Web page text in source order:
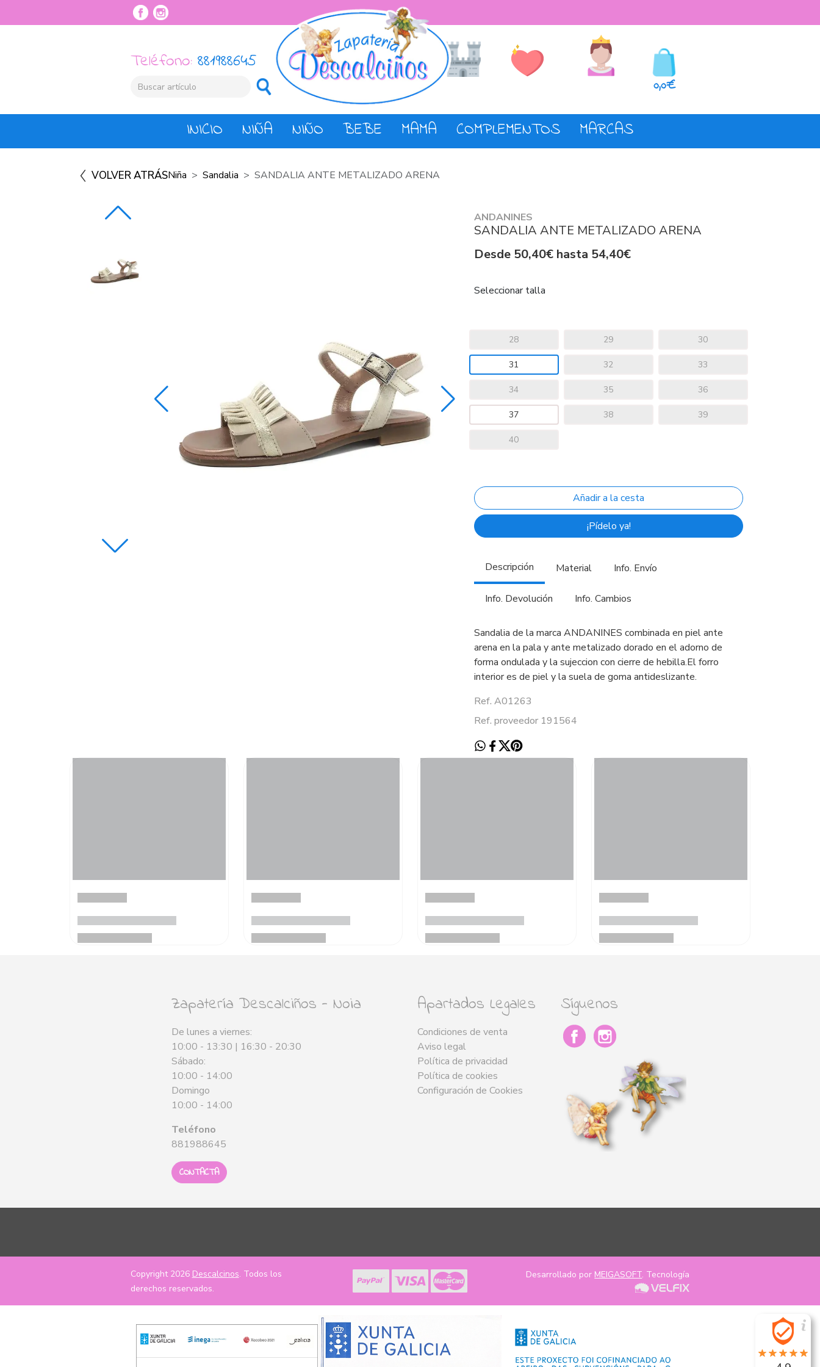
Teléfono: 881988645
0,0€
INICIO NIÑA NIÑO BEBE MAMA COMPLEMENTOS MARCAS
VOLVER ATRÁSNiña Sandalia SANDALIA ANTE METALIZADO ARENA
ANDANINES
SANDALIA ANTE METALIZADO ARENA
Desde 50,40€ hasta 54,40€
Seleccionar talla
28 29 30
31 32 33
34 35 36
37 38 39
40
¡Pídelo ya!
Descripción Material Info. Envío
Info. Devolución Info. Cambios
Sandalia de la marca ANDANINES combinada en piel ante
arena en la pala y ante metalizado dorado en el adorno de
forma ondulada y la sujeccion con cierre de hebilla.El forro
interior es de piel y la suela de goma antideslizante.
Ref. A01263
Ref. proveedor 191564
Zapatería Descalciños - Noia
De lunes a viernes:
10:00 - 13:30 | 16:30 - 20:30
Sábado:
10:00 - 14:00
Domingo
10:00 - 14:00
Teléfono
881988645
CONTACTA
Apartados Legales
Condiciones de venta
Aviso legal
Política de privacidad
Política de cookies
Configuración de Cookies
Síguenos
Copyright 2026 Descalcinos. Todos los
derechos reservados.
Desarrollado por MEIGASOFT. Tecnología